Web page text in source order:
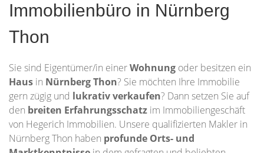
Immobilienbüro in Nürnberg
Thon
Sie sind Eigentümer/in einerWohnung oder besitzen ein
Haus in Nürnberg Thon? Sie möchten Ihre Immobilie
gern zügig und lukrativ verkaufen? Dann setzen Sie auf
den breiten Erfahrungsschatz im Immobiliengeschäft
von Hegerich Immobilien. Unsere qualifizierten Makler in
Nürnberg Thon haben profunde Orts- und